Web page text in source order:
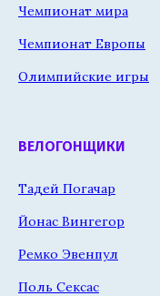
Чемпионат мира
Чемпионат Европы
Олимпийские игры
ВЕЛОГОНЩИКИ
Тадей Погачар
Йонас Вингегор
Ремко Эвенпул
Поль Сексас